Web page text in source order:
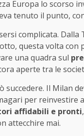
Europa lo scorso
tenuto il punto,
complicata.
questa volta con
una quadra sul
aperte tra le
Il Milan
per reinvestire
affidabili e pronti
attecchire mai.